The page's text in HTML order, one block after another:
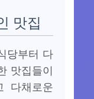
맛집
당부터 다
맛집들이
다채로운